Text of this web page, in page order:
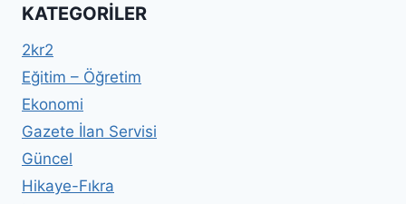
KATEGORILER
2kr2
Eğitim – Öğretim
Ekonomi
Gazete İlan Servisi
Güncel
Hikaye-Fıkra